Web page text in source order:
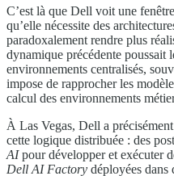
C’est là que Dell voit une
qu’elle nécessite des
paradoxalement rendre plus
dynamique précédente poussait
environnements centralisés,
impose de rapprocher les
calcul des environnements
À Las Vegas, Dell a
cette logique distribuée : des
AIpour développer et exécuter
Dell AI Factory déployées dans